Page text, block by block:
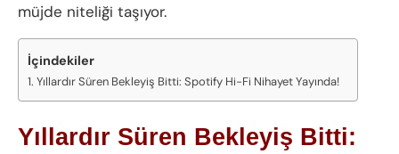
müjde niteliği taşıyor.
İçindekiler
Yıllardır Süren Bekleyiş Bitti: Spotify Hi-Fi Nihayet Yayında!
Yıllardır Süren Bekleyiş Bitti: